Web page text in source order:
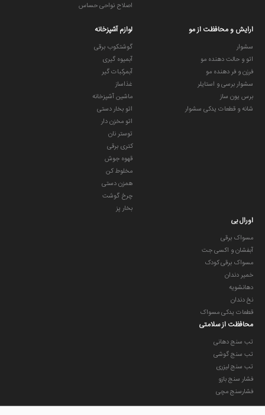
اصلاح نواحی حساس
ارایش و محافظت از مو
سشوار
اتو و حالت دهنده مو
فرزن و فر دهنده مو
سشوار برسی و استایلر
برس یون ساز
شانه و قطعات یدکی سشوار
لوازم آشپزخانه
گوشتکوب برقی
آبمیوه گیری
آبمرکبات گیر
غذاساز
ماشین آشپزخانه
اتو بخار دستی
اتو مخزن دار
توستر نان
کتری برقی
قهوه جوش
مخلوط کن
همزن دستی
چرخ گوشت
بخار پز
اورال بی
مسواک برقی
آبفشان و اکسی جت
مسواک برقی کودک
خمیر دندان
دهانشویه
نخ دندان
قطعات یدکی مسواک
محافظت از سلامتی
تب سنج دهانی
تب سنج گوشی
تب سنج لیزری
فشار سنج بازو
فشارسنج مچی